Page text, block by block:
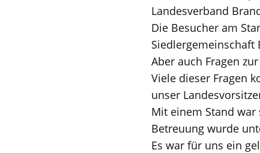
Landesverband
Die Besucher am
Siedlergemeinschaft
Aber auch Fragen
Viele dieser Fragen
unser
Mit einem Stand
Betreuung wurde
Es war für uns ein